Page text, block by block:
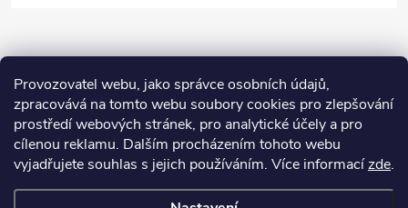
Provozovatel webu, jako správce osobních údajů,
zpracovává na tomto webu soubory cookies pro zlepšování
prostředí webových stránek, pro analytické účely a pro
cílenou reklamu. Dalším procházením tohoto webu
vyjadřujete souhlas s jejich používáním. Více informacízde.